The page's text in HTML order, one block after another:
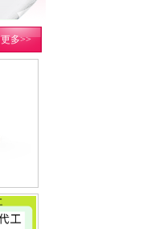
更多>>